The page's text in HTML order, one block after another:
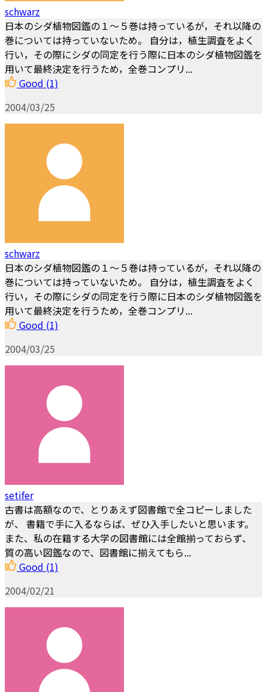
schwarz
日本のシダ植物図鑑の１～５巻は持っているが，それ以降の
巻については持っていないため。 自分は，植生調査をよく
行い，その際にシダの同定を行う際に日本のシダ植物図鑑を
用いて最終決定を行うため，全巻コンプリ...
Good (1)
2004/03/25
schwarz
日本のシダ植物図鑑の１～５巻は持っているが，それ以降の
巻については持っていないため。 自分は，植生調査をよく
行い，その際にシダの同定を行う際に日本のシダ植物図鑑を
用いて最終決定を行うため，全巻コンプリ...
Good (1)
2004/03/25
setifer
古書は高額なので、とりあえず図書館で全コピーしました
が、 書籍で手に入るならば、ぜひ入手したいと思います。
また、私の在籍する大学の図書館には全館揃っておらず、
質の高い図鑑なので、図書館に揃えてもら...
Good (1)
2004/02/21